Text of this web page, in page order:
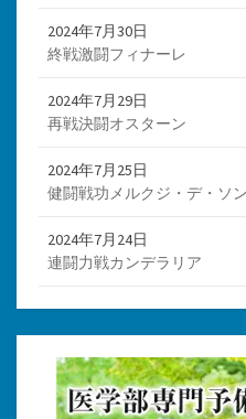
2024年7月30日
終戦激闘フィナーレ
2024年7月29日
再戦決闘オスターン
2024年7月25日
健闘戦功メルクジ・デ・ソン
2024年7月24日
連闘力戦カンデラリア